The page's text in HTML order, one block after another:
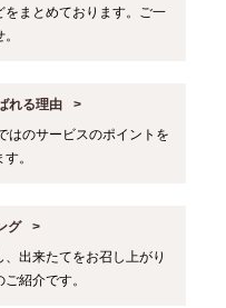
をまとめております。ご一
れる理由
はのサービスのポイントを
。
グ
、出来たてをお召し上がり
紹介です。